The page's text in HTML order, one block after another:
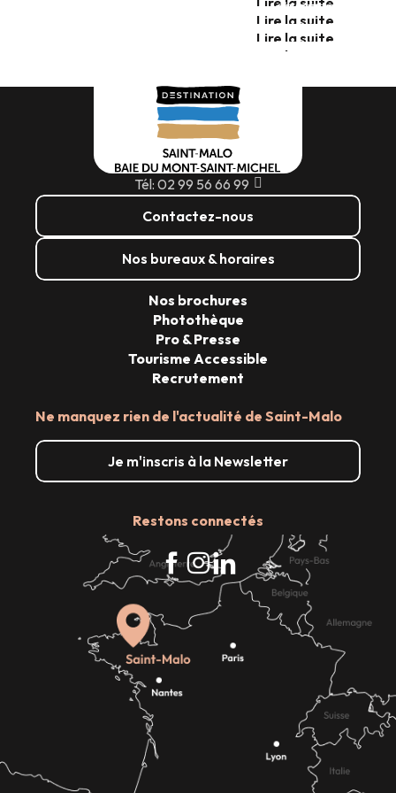
Lire la suite
Lire la suite
6ÈME ÉPISODE
Lire la suite
Tél: 02 99 56 66 99
Contactez-nous
Nos bureaux & horaires
Ne manquez rien de l'actualité de Saint-Malo
Je m'inscris à la Newsletter
Restons connectés
Nos brochures
Photothèque
Pro & Presse
Tourisme Accessible
Recrutement